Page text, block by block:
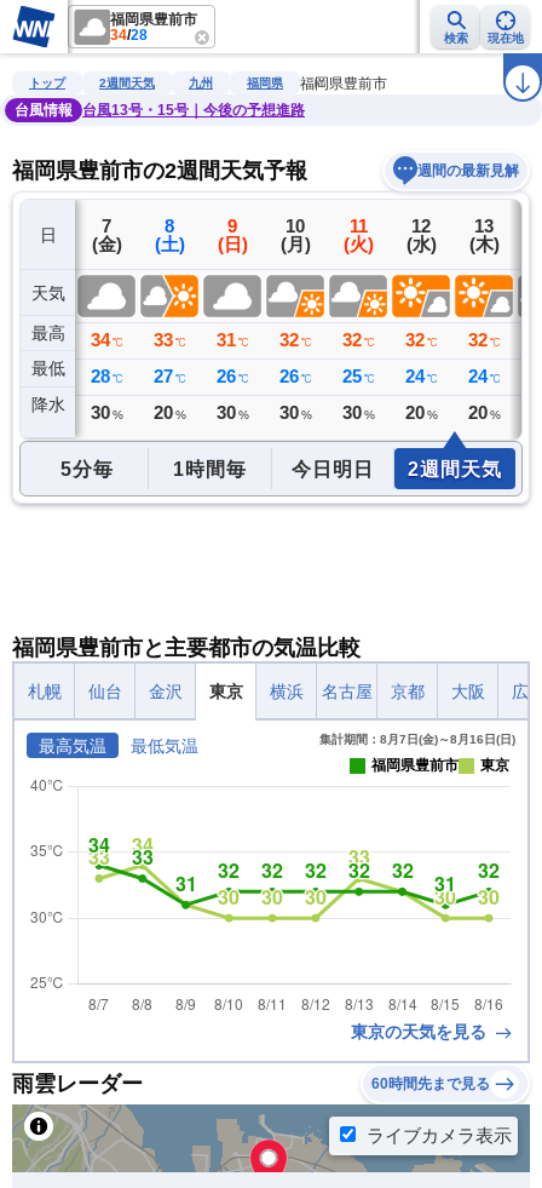
福岡県豊前市
34/28 検索 現在地
雨雲レーダー 台風情報 地震情報 警報・注意報 ラ
トップ 2週間天気 九州 福岡県
福岡県豊前市
台風情報
台風13号・15号｜今後の予想進路
福岡県豊前市の2週間天気予報 週間の最新見解
日
天気
最高
最低
降水
6
(木)
34 ℃
28 ℃
0 ミリ
7
(金)
34 ℃
28 ℃
30 %
8
(土)
33 ℃
27 ℃
20 %
9
(日)
31 ℃
26 ℃
30 %
10
(月)
32 ℃
26 ℃
30 %
11
(火)
32 ℃
25 ℃
30 %
12
(水)
32 ℃
24 ℃
20 %
13
(木)
32 ℃
24 ℃
20 %
5分毎 1時間毎 今日明日 2週間天気
福岡県豊前市と主要都市の気温比較
札幌 仙台 金沢 東京 横浜 名古屋 京都 大阪 広
最高気温 最低気温 集計期間：8月7日(金)～8月16日(日)
福岡県豊前市 東京
東京の天気を見る
雨雲レーダー 60時間先まで見る